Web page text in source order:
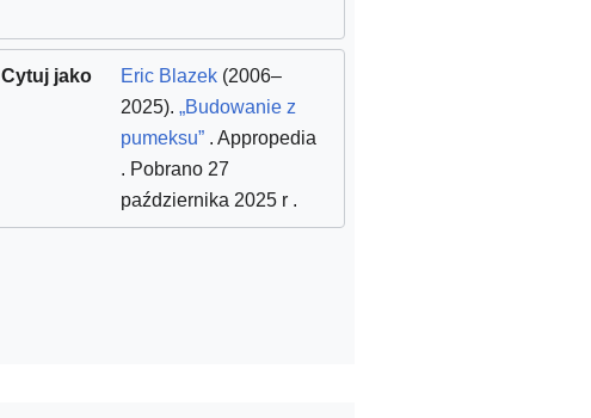
Cytuj jako Eric Blazek(2006–
2025). „Budowanie z
pumeksu”. Appropedia
. Pobrano 27
października 2025 r.